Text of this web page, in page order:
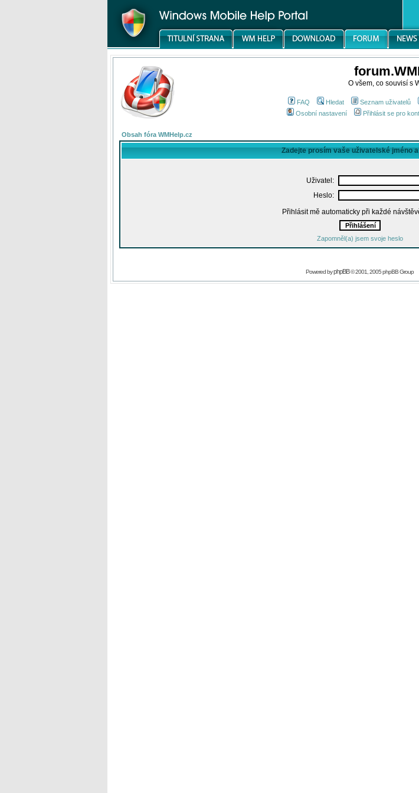
O všem, co souvisí s
FAQ Hledat Seznam uživatelů
Osobní nastavení
Přihlásit se pro
Obsah fóra WMHelp.cz
Zadejte prosím vaše uživatelské jméno
Uživatel:
Heslo:
Přihlásit mě automaticky při každé
Zapomněl(a) jsem svoje heslo
Powered byphpBB© 2001, 2005 phpBB Group